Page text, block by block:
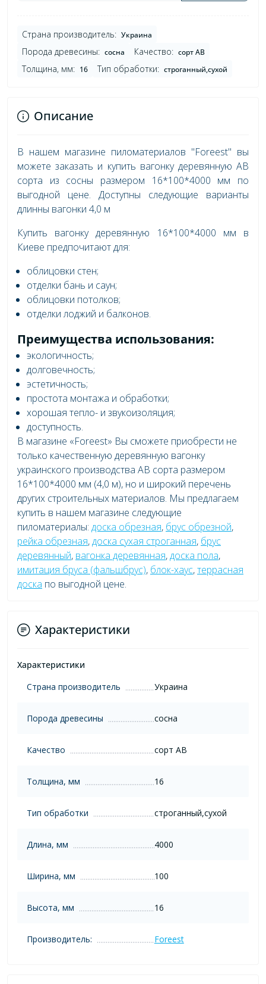
Страна производитель: Украина
Порода древесины: сосна Качество: сорт AB
Толщина, мм: 16 Тип обработки: строганный,сухой
Описание
В нашем магазине пиломатериалов "Foreest" вы
можете заказать и купить вагонку деревянную AB
сорта из сосны размером 16*100*4000 мм по
выгодной цене. Доступны следующие варианты
длинны вагонки 4,0 м
Купить вагонку деревянную 16*100*4000 мм в
Киеве предпочитают для:
облицовки стен;
отделки бань и саун;
облицовки потолков;
отделки лоджий и балконов.
Преимущества использования:
экологичность;
долговечность;
эстетичность;
простота монтажа и обработки;
хорошая тепло- и звукоизоляция;
доступность.
В магазине «Foreest» Вы сможете приобрести не
только качественную деревянную вагонку
украинского производства AB сорта размером
16*100*4000 мм (4,0 м), но и широкий перечень
других строительных материалов. Мы предлагаем
купить в нашем магазине следующие
пиломатериалы: доска обрезная, брус обрезной,
рейка обрезная,доска сухая строганная, брус
деревянный, вагонка деревянная,доска пола,
имитация бруса (фальшбрус), блок-хаус,террасная
доска по выгодной цене.
Характеристики
Характеристики
Страна производитель
Украина
Порода древесины сосна
Качество сорт AB
Толщина, мм 16
Тип обработки строганный,сухой
Длина, мм 4000
Ширина, мм 100
Высота, мм 16
Производитель: Foreest